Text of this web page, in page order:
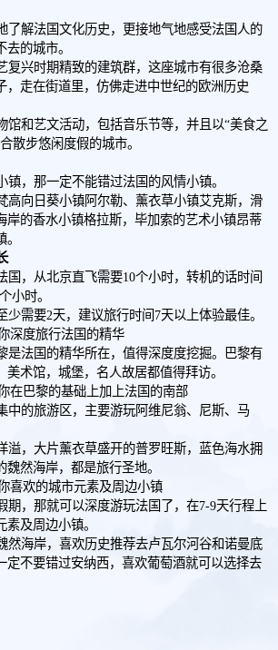
了解法国文化历史，更接地气地感受法国人的
的城市。
复兴时期精致的建筑群，这座城市有很多沧桑
，走在街道里，仿佛走进中世纪的欧洲历史
馆和艺文活动，包括音乐节等，并且以“美食之
散步悠闲度假的城市。
镇，那一定不能错过法国的风情小镇。
高向日葵小镇阿尔勒、薰衣草小镇艾克斯，滑
岸的香水小镇格拉斯，毕加索的艺术小镇昂蒂
国，从北京直飞需要10个小时，转机的话时间
小时。
少需要2天，建议旅行时间7天以上体验最佳。
深度旅行法国的精华
是法国的精华所在，值得深度度挖掘。巴黎有
术馆，城堡，名人故居都值得拜访。
在巴黎的基础上加上法国的南部
中的旅游区，主要游玩阿维尼翁、尼斯、马
溢，大片薰衣草盛开的普罗旺斯，蓝色海水拥
然海岸，都是旅行圣地。
喜欢的城市元素及周边小镇
期，那就可以深度游玩法国了，在7-9天行程上
及周边小镇。
然海岸，喜欢历史推荐去卢瓦尔河谷和诺曼底
定不要错过安纳西，喜欢葡萄酒就可以选择去